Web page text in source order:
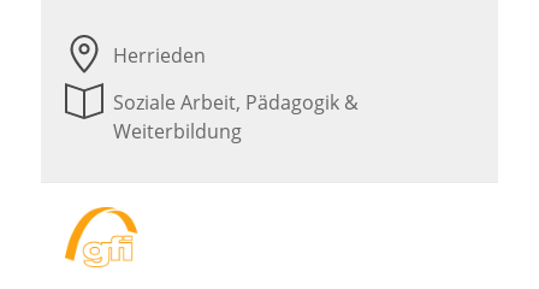
Herrieden
Soziale Arbeit, Pädagogik &
Weiterbildung